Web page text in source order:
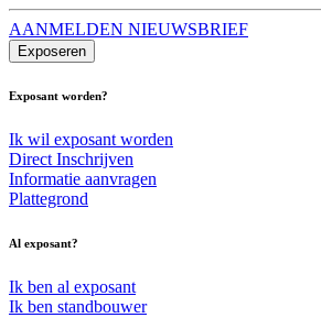
AANMELDEN NIEUWSBRIEF
Exposeren
Exposant worden?
Ik wil exposant worden
Direct Inschrijven
Informatie aanvragen
Plattegrond
Al exposant?
Ik ben al exposant
Ik ben standbouwer